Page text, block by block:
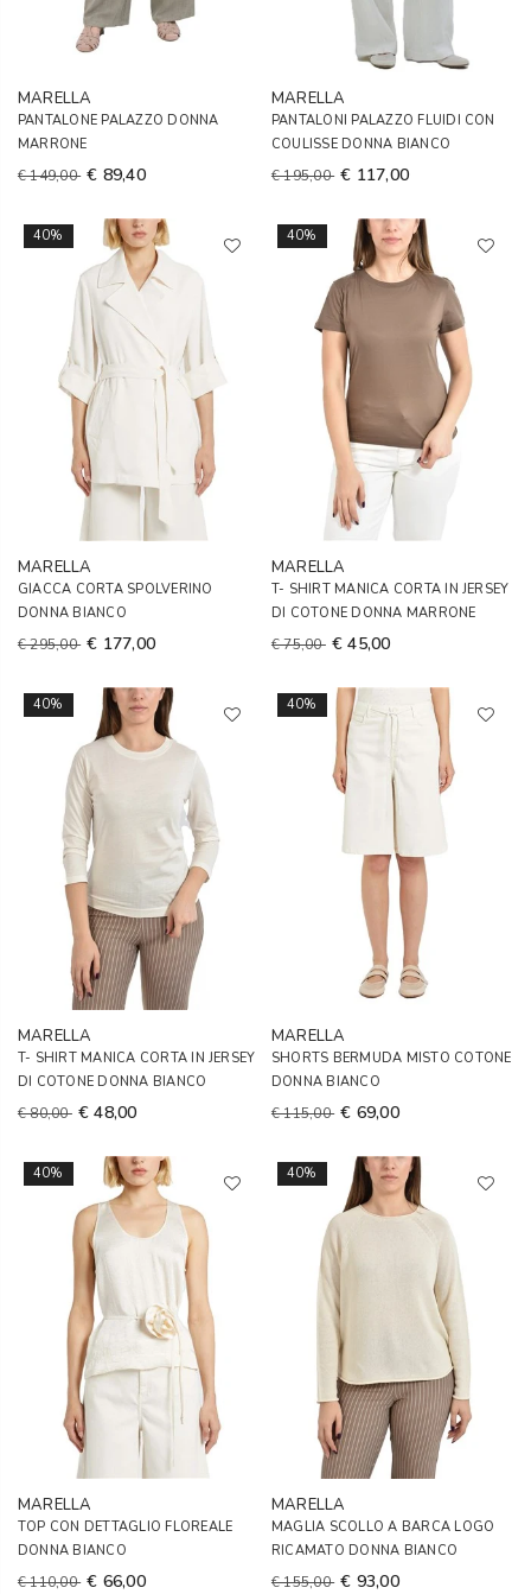
MARELLA
PANTALONE PALAZZO DONNA
MARRONE
€ 149,00 € 89,40
MARELLA
PANTALONI PALAZZO FLUIDI CON
COULISSE DONNA BIANCO
€ 195,00 € 117,00
40%
MARELLA
GIACCA CORTA SPOLVERINO
DONNA BIANCO
€ 295,00 € 177,00
40%
MARELLA
T- SHIRT MANICA CORTA IN JERSEY
DI COTONE DONNA MARRONE
€ 75,00 € 45,00
40%
MARELLA
T- SHIRT MANICA CORTA IN JERSEY
DI COTONE DONNA BIANCO
€ 80,00 € 48,00
40%
MARELLA
SHORTS BERMUDA MISTO COTONE
DONNA BIANCO
€ 115,00 € 69,00
40%
MARELLA
TOP CON DETTAGLIO FLOREALE
DONNA BIANCO
€ 110,00 € 66,00
40%
MARELLA
MAGLIA SCOLLO A BARCA LOGO
RICAMATO DONNA BIANCO
€ 155,00 € 93,00